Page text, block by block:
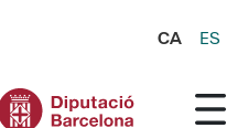
CA ES